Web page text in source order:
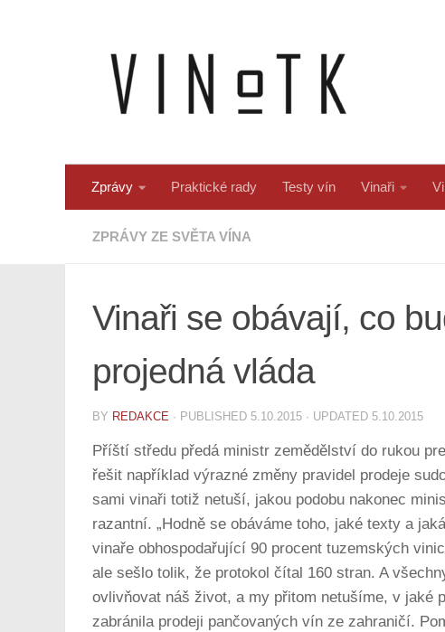
Zprávy Praktické rady Testy vín Vinaři
ZPRÁVY ZE SVĚTA VÍNA
Vinaři se obávají, co
projedná vláda
BY REDAKCE · PUBLISHED 5.10.2015 · UPDATED 5.10.2015
Příští středu předá ministr zemědělství do rukou
řešit například výrazné změny pravidel prodeje
sami vinaři totiž netuší, jakou podobu nakonec
razantní. „Hodně se obáváme toho, jaké texty a
vinaře obhospodařující 90 procent tuzemských
ale sešlo tolik, že protokol čítal 160 stran. A
ovlivňovat náš život, a my přitom netušíme, v jaké
zabránila prodeji pančovaných vín ze zahraničí.